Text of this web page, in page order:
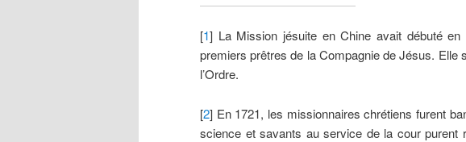
[1] La Mission jésuite en Chine avait débuté
premiers prêtres de la Compagnie de Jésus. Elle
l’Ordre.
[2] En 1721, les missionnaires chrétiens furent
science et savants au service de la cour purent